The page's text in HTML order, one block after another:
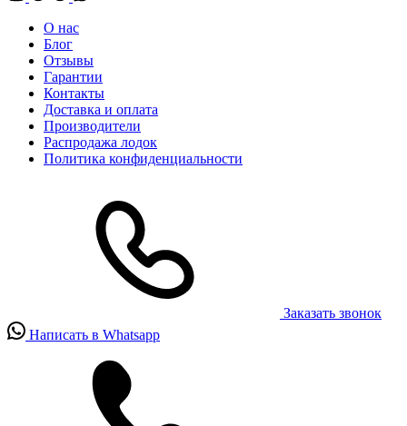
О нас
Блог
Отзывы
Гарантии
Контакты
Доставка и оплата
Производители
Распродажа лодок
Политика конфиденциальности
Заказать звонок
Написать в Whatsapp